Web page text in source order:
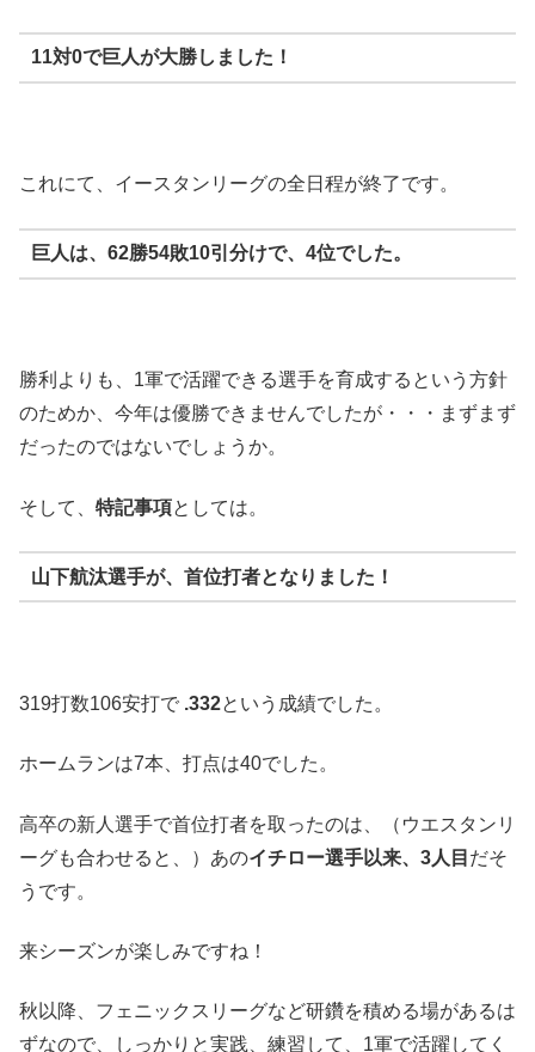
11対0で巨人が大勝しました！
これにて、イースタンリーグの全日程が終了です。
巨人は、62勝54敗10引分けで、4位でした。
勝利よりも、1軍で活躍できる選手を育成するという方針
のためか、今年は優勝できませんでしたが・・・まずまず
だったのではないでしょうか。
そして、 特記事項としては。
山下航汰選手が、首位打者となりました！
319打数106安打で .332という成績でした。
ホームランは7本、打点は40でした。
高卒の新人選手で首位打者を取ったのは、（ウエスタンリ
ーグも合わせると、）あのイチロー選手以来、3人目 だそ
うです。
来シーズンが楽しみですね！
秋以降、フェニックスリーグなど研鑽を積める場があるは
ずなので、しっかりと実践、練習して、1軍で活躍してく